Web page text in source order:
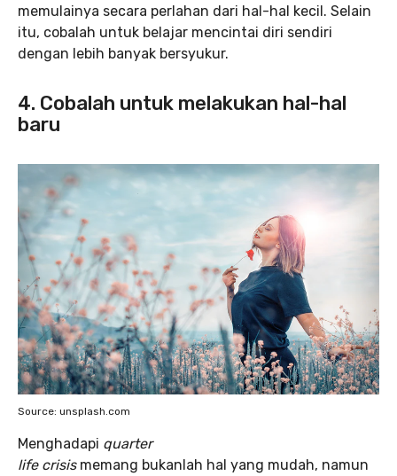
memulainya secara perlahan dari hal-hal kecil. Selain
itu, cobalah untuk belajar mencintai diri sendiri
dengan lebih banyak bersyukur.
4. Cobalah untuk melakukan hal-hal
baru
Source: unsplash.com
Menghadapi quarter
life crisismemang bukanlah hal yang mudah, namun